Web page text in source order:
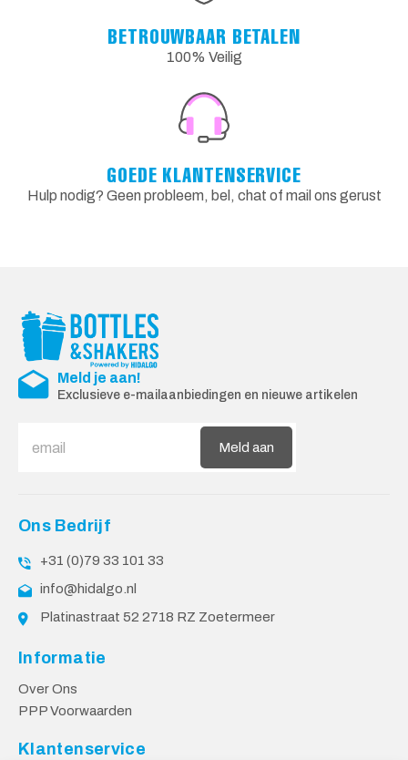
BETROUWBAAR BETALEN
100% Veilig
GOEDE KLANTENSERVICE
Hulp nodig? Geen probleem, bel, chat of mail ons gerust
Meld je aan!
Exclusieve e-mailaanbiedingen en nieuwe artikelen
Meld aan
Ons Bedrijf
+31 (0)79 33 101 33
info@hidalgo.nl
Platinastraat 52 2718 RZ Zoetermeer
Informatie
Over Ons
PPP Voorwaarden
Klantenservice